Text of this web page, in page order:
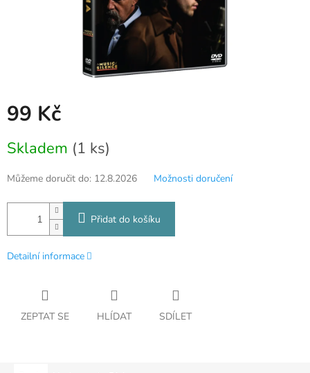
99 Kč
cena:
Skladem (1 ks)
Můžeme doručit do: 12.8.2026 Možnosti doručení
Přidat do košíku
Detailní informace
ZEPTAT SE HLÍDAT SDÍLET